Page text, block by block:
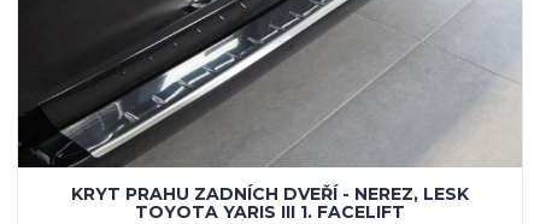
KRYT PRAHU ZADNÍCH DVEŘÍ - NEREZ, LESK
TOYOTA YARIS III 1. FACELIFT